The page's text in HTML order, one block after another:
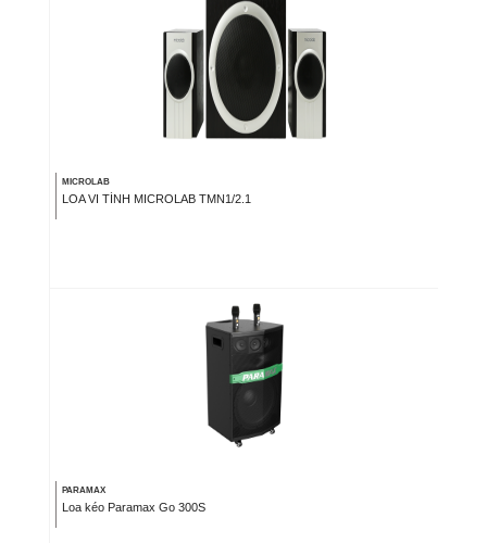
MICROLAB
LOA VI TÍNH MICROLAB TMN1/2.1
PARAMAX
Loa kéo Paramax Go 300S